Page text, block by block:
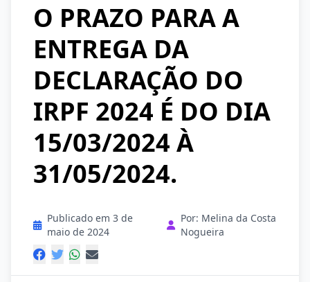
O PRAZO PARA A
ENTREGA DA
DECLARAÇÃO DO
IRPF 2024 É DO DIA
15/03/2024 À
31/05/2024.
Publicado em 3 de
maio de 2024
Por: Melina da Costa
Nogueira